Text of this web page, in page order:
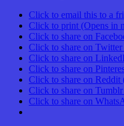
Click to email this to a
Click to print (Opens in
Click to share on
Click to share on
Click to share on
Click to share on
Click to share on
Click to share on
Click to share on